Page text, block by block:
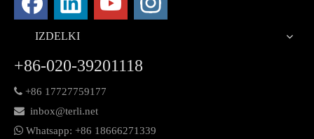
IZDELKI
+86-020-39201118
 +86 17727759177
 inbox@terli.net
 Whatsapp: +86 18666271339